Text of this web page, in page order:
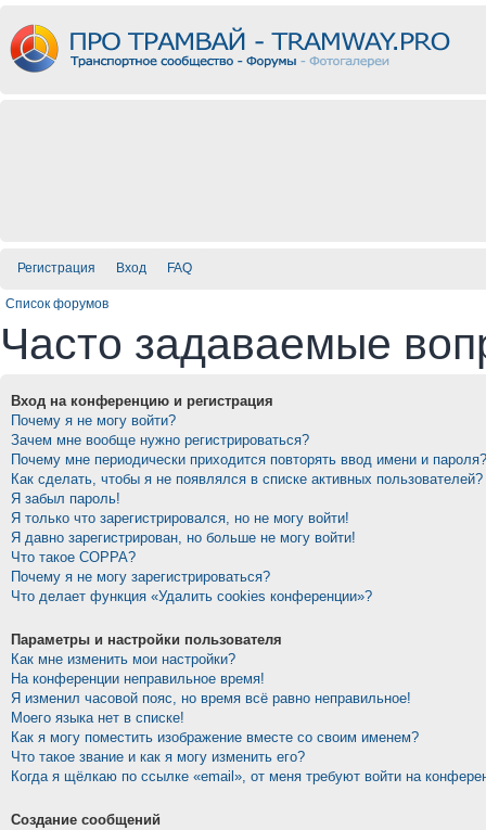
Регистрация Вход FAQ
Список форумов
Часто задаваемые
Вход на конференцию и регистрация
Почему я не могу войти?
Зачем мне вообще нужно регистрироваться?
Почему мне периодически приходится повторять ввод имени и пароля?
Как сделать, чтобы я не появлялся в списке активных пользователей?
Я забыл пароль!
Я только что зарегистрировался, но не могу войти!
Я давно зарегистрирован, но больше не могу войти!
Что такое COPPA?
Почему я не могу зарегистрироваться?
Что делает функция «Удалить cookies конференции»?
Параметры и настройки пользователя
Как мне изменить мои настройки?
На конференции неправильное время!
Я изменил часовой пояс, но время всё равно неправильное!
Моего языка нет в списке!
Как я могу поместить изображение вместе со своим именем?
Что такое звание и как я могу изменить его?
Когда я щёлкаю по ссылке «email», от меня требуют войти на
Создание сообщений